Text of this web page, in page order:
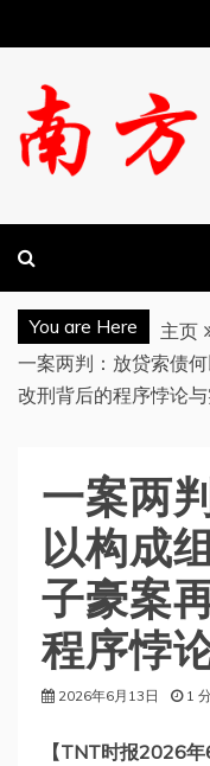
至
You are Here 主页
一案两判：放贷索债
改刑背后的程序悖论
一案两
以构成
子豪案
程序悖
2026年6月13日 1
【TNT时报2026年